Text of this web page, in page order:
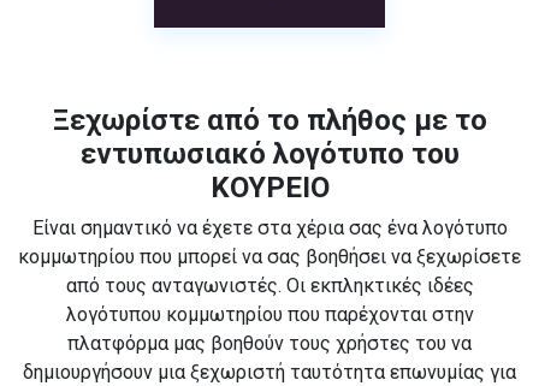
Ξεχωρίστε από το πλήθος με το
εντυπωσιακό λογότυπο του
ΚΟΥΡΕΙΟ
Είναι σημαντικό να έχετε στα χέρια σας ένα λογότυπο
κομμωτηρίου που μπορεί να σας βοηθήσει να ξεχωρίσετε
από τους ανταγωνιστές. Οι εκπληκτικές ιδέες
λογότυπου κομμωτηρίου που παρέχονται στην
πλατφόρμα μας βοηθούν τους χρήστες του να
δημιουργήσουν μια ξεχωριστή ταυτότητα επωνυμίας για